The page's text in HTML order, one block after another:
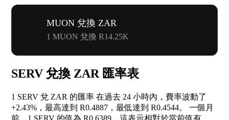
MUON 兌換 ZAR
1 MUON 兌換 R14.25K
SERV 兌換 ZAR 匯率表
1 SERV 兌 ZAR 的匯率 在過去 24 小時內，費率波動了
+2.43% ，最高達到 R0.4887，最低達到 R0.4544。 一個月